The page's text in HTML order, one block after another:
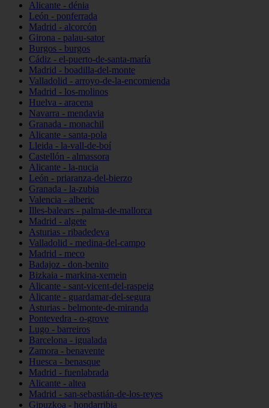
Alicante - dénia
León - ponferrada
Madrid - alcorcón
Girona - palau-sator
Burgos - burgos
Cádiz - el-puerto-de-santa-maría
Madrid - boadilla-del-monte
Valladolid - arroyo-de-la-encomienda
Madrid - los-molinos
Huelva - aracena
Navarra - mendavia
Granada - monachil
Alicante - santa-pola
Lleida - la-vall-de-boí
Castellón - almassora
Alicante - la-nucia
León - priaranza-del-bierzo
Granada - la-zubia
Valencia - alberic
Illes-balears - palma-de-mallorca
Madrid - algete
Asturias - ribadedeva
Valladolid - medina-del-campo
Madrid - meco
Badajoz - don-benito
Bizkaia - markina-xemein
Alicante - sant-vicent-del-raspeig
Alicante - guardamar-del-segura
Asturias - belmonte-de-miranda
Pontevedra - o-grove
Lugo - barreiros
Barcelona - igualada
Zamora - benavente
Huesca - benasque
Madrid - fuenlabrada
Alicante - altea
Madrid - san-sebastián-de-los-reyes
Gipuzkoa - hondarribia